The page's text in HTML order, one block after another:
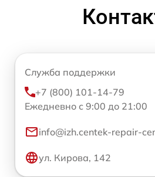
Служба поддержки
+7 (800) 101-14-79
Ежедневно с 9:00 до 21:00
info@izh.centek-repair-
ул. Кирова, 142